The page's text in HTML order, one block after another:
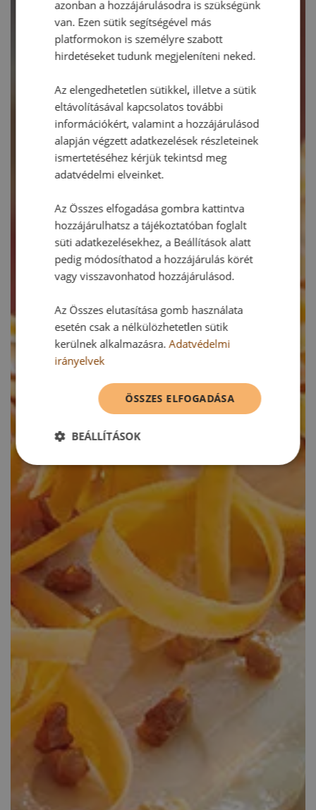
azonban a hozzájárulásodra is szükségünk
van. Ezen sütik segítségével más
platformokon is személyre szabott
hirdetéseket tudunk megjeleníteni neked.
Az elengedhetetlen sütikkel, illetve a sütik
eltávolításával kapcsolatos további
információkért, valamint a hozzájárulásod
alapján végzett adatkezelések részleteinek
ismertetéséhez kérjük tekintsd meg
adatvédelmi elveinket.
Az Összes elfogadása gombra kattintva
hozzájárulhatsz a tájékoztatóban foglalt
süti adatkezelésekhez, a Beállítások alatt
pedig módosíthatod a hozzájárulás körét
vagy visszavonhatod hozzájárulásod.
Az Összes elutasítása gomb használata
esetén csak a nélkülözhetetlen sütik
kerülnek alkalmazásra.Adatvédelmi
irányelvek
ÖSSZES ELFOGADÁSA
BEÁLLÍTÁSOK